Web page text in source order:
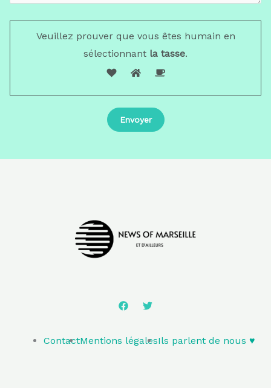
Veuillez prouver que vous êtes humain en
sélectionnant la tasse.
ContactMentions légalesIls parlent de nous ♥️